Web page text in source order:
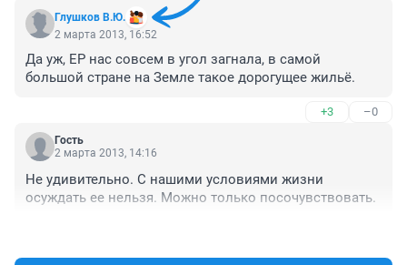
Глушков В.Ю.
2 марта 2013, 16:52
Да уж, ЕР нас совсем в угол загнала, в самой
большой стране на Земле такое дорогущее жильё.
+3 –0
Гость
2 марта 2013, 14:16
Не удивительно. С нашими условиями жизни
осуждать ее нельзя. Можно только посочувствовать.